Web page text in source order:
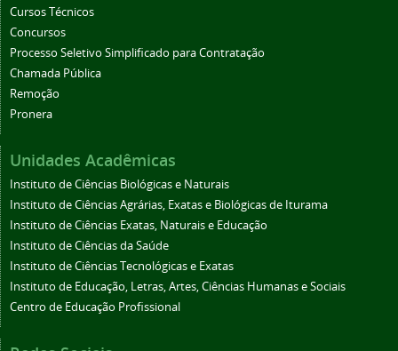
Cursos Técnicos
Concursos
Processo Seletivo Simplificado para Contratação
Chamada Pública
Remoção
Pronera
Unidades Acadêmicas
Instituto de Ciências Biológicas e Naturais
Instituto de Ciências Agrárias, Exatas e Biológicas de Iturama
Instituto de Ciências Exatas, Naturais e Educação
Instituto de Ciências da Saúde
Instituto de Ciências Tecnológicas e Exatas
Instituto de Educação, Letras, Artes, Ciências Humanas e Sociais
Centro de Educação Profissional